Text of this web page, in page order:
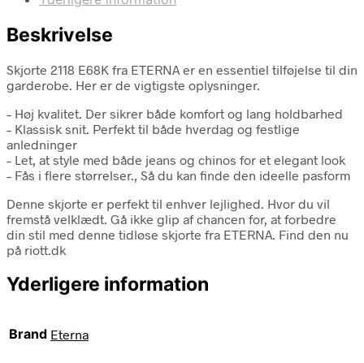
Beskrivelse
Skjorte 2118 E68K fra ETERNA er en essentiel tilføjelse til din
garderobe. Her er de vigtigste oplysninger.
– Høj kvalitet. Der sikrer både komfort og lang holdbarhed
– Klassisk snit. Perfekt til både hverdag og festlige
anledninger
– Let, at style med både jeans og chinos for et elegant look
– Fås i flere størrelser., Så du kan finde den ideelle pasform
Denne skjorte er perfekt til enhver lejlighed. Hvor du vil
fremstå velklædt. Gå ikke glip af chancen for, at forbedre
din stil med denne tidløse skjorte fra ETERNA. Find den nu
på riott.dk
Yderligere information
Brand Eterna